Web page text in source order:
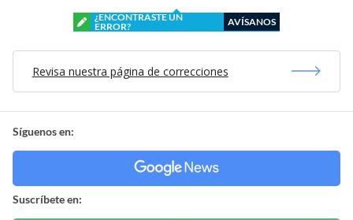
¿ENCONTRASTE UN
ERROR?
AVÍSANOS
Revisa nuestra página de correcciones
Síguenos en:
Suscríbete en: